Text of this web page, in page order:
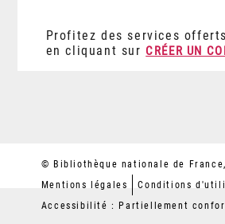
Profitez des services
en cliquant sur CRÉER UN
© Bibliothèque nationale de
Mentions légales
Conditions
Accessibilité : Partiellement